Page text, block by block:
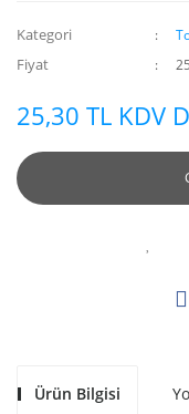
Kategori
Fiyat
25,30 TL KDV
Ürün Bilgisi